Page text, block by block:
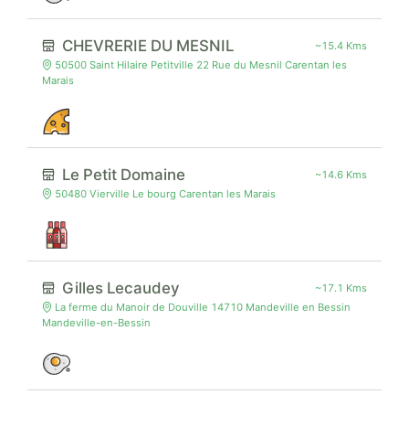
CHEVRERIE DU MESNIL
~15.4 Kms
50500 Saint Hilaire Petitville 22 Rue du Mesnil Carentan les
Marais
Le Petit Domaine
~14.6 Kms
50480 Vierville Le bourg Carentan les Marais
Gilles Lecaudey
~17.1 Kms
La ferme du Manoir de Douville 14710 Mandeville en Bessin
Mandeville-en-Bessin